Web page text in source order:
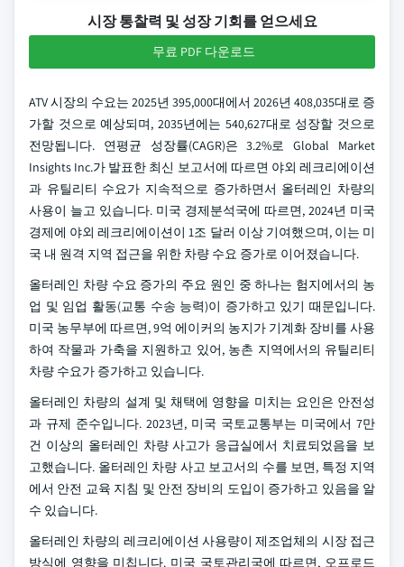
시장 통찰력 및 성장 기회를 얻으세요
무료 PDF 다운로드
ATV 시장의 수요는 2025년 395,000대에서 2026년 408,035대로 증
가할 것으로 예상되며, 2035년에는 540,627대로 성장할 것으로
전망됩니다. 연평균 성장률(CAGR)은 3.2%로 Global Market
Insights Inc.가 발표한 최신 보고서에 따르면 야외 레크리에이션
과 유틸리티 수요가 지속적으로 증가하면서 올터레인 차량의
사용이 늘고 있습니다. 미국 경제분석국에 따르면, 2024년 미국
경제에 야외 레크리에이션이 1조 달러 이상 기여했으며, 이는 미
국 내 원격 지역 접근을 위한 차량 수요 증가로 이어졌습니다.
올터레인 차량 수요 증가의 주요 원인 중 하나는 험지에서의 농
업 및 임업 활동(교통 수송 능력)이 증가하고 있기 때문입니다.
미국 농무부에 따르면, 9억 에이커의 농지가 기계화 장비를 사용
하여 작물과 가축을 지원하고 있어, 농촌 지역에서의 유틸리티
차량 수요가 증가하고 있습니다.
올터레인 차량의 설계 및 채택에 영향을 미치는 요인은 안전성
과 규제 준수입니다. 2023년, 미국 국토교통부는 미국에서 7만
건 이상의 올터레인 차량 사고가 응급실에서 치료되었음을 보
고했습니다. 올터레인 차량 사고 보고서의 수를 보면, 특정 지역
에서 안전 교육 지침 및 안전 장비의 도입이 증가하고 있음을 알
수 있습니다.
올터레인 차량의 레크리에이션 사용량이 제조업체의 시장 접근
방식에 영향을 미칩니다. 미국 국토관리국에 따르면, 오프로드